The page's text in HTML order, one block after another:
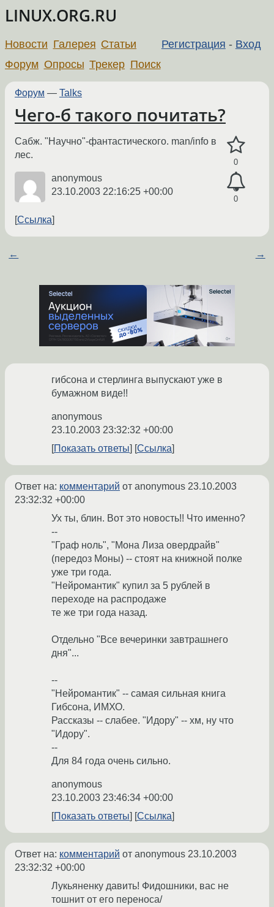
LINUX.ORG.RU
Регистрация - Вход
Новости Галерея Статьи
Форум Опросы Трекер Поиск
Форум — Talks
Чего-б такого почитать?
0
0
Сабж. "Научно"-фантастического. man/info в
лес.
anonymous
23.10.2003 22:16:25 +00:00
Ссылка
← →
гибсона и стерлинга выпускают уже в
бумажном виде!!
anonymous
23.10.2003 23:32:32 +00:00
Показать ответы
Ссылка
Ответ на: комментарий от anonymous 23.10.2003
23:32:32 +00:00
Ух ты, блин. Вот это новость!! Что именно?
--
"Граф ноль", "Мона Лиза овердрайв"
(передоз Моны) -- стоят на книжной полке
уже три года.
"Нейромантик" купил за 5 рублей в
переходе на распродаже
те же три года назад.
Отдельно "Все вечеринки завтрашнего
дня"...
--
"Нейромантик" -- самая сильная книга
Гибсона, ИМХО.
Рассказы -- слабее. "Идору" -- хм, ну что
"Идору".
--
Для 84 года очень сильно.
anonymous
23.10.2003 23:46:34 +00:00
Показать ответы
Ссылка
Ответ на: комментарий от anonymous 23.10.2003
23:32:32 +00:00
Лукьяненку давить! Фидошники, вас не
тошнит от его переноса/